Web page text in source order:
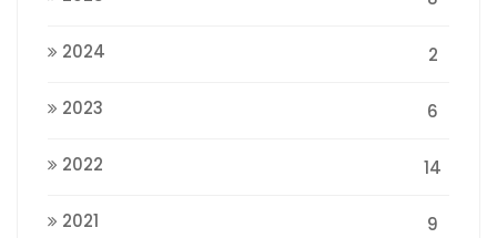
2024 2
2023 6
2022 14
2021 9